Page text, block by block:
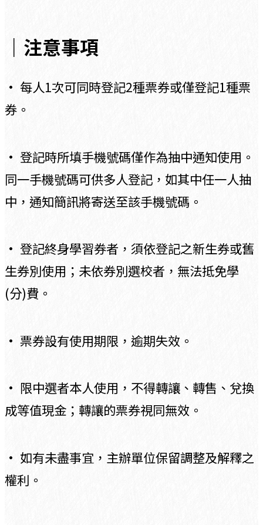
｜注意事項
• 每人1次可同時登記2種票券或僅登記1種票
券。
• 登記時所填手機號碼僅作為抽中通知使用。
同一手機號碼可供多人登記，如其中任一人抽
中，通知簡訊將寄送至該手機號碼。
• 登記終身學習券者，須依登記之新生券或舊
生券別使用；未依券別選校者，無法抵免學
(分)費。
• 票券設有使用期限，逾期失效。
• 限中選者本人使用，不得轉讓、轉售、兌換
成等值現金；轉讓的票券視同無效。
• 如有未盡事宜，主辦單位保留調整及解釋之
權利。